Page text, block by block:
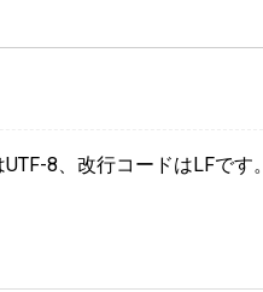
8、改行コードはLFです。